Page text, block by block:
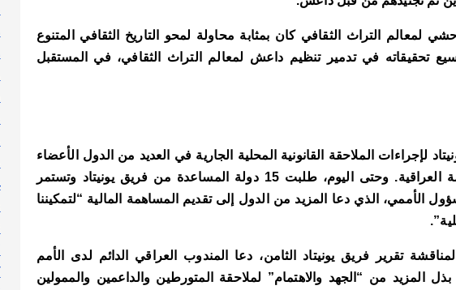
لمعالم التراث الثقافي كان بمثابة محاولة لمحو التاريخ الثقافي المتنوع
تحقيقاته في تدمير تنظيم داعش لمعالم التراث الثقافي، في المستقبل
لإجراءات الملاحقة القانونية المحلية الجارية في العديد من الدول الأعضاء
في الأمم المتحدة، بالتشاور مع الحكومة العراقية. وحتى اليوم، طلبت 15 دولة المساعدة من فريق يونيتاد وتستمر
الأممي، الذي دعا ا لمزيد من الدول إلى تقديم المساهمة المالية “لتمكيننا
تقرير فريق يونيتاد الثامن، دعا المندوب العراقي الدائم لدى الأمم
بذل المزيد من “الجهد والاهتمام” لملاحقة المتورطين والداعمين والممولين